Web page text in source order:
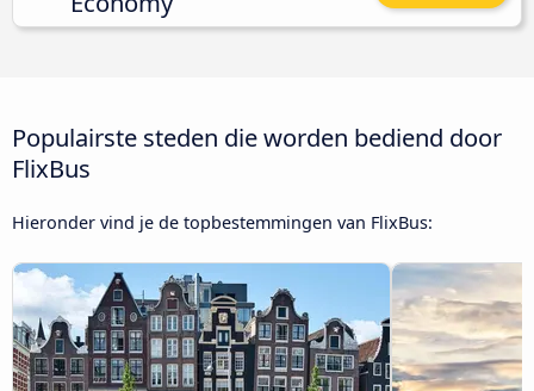
Populairste steden die worden bediend door
FlixBus
Hieronder vind je de topbestemmingen van FlixBus: